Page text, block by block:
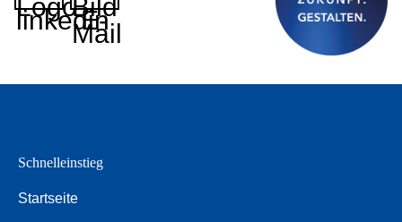
Logo
linkedin
Bild
E-
Mail
Schnelleinstieg
Startseite